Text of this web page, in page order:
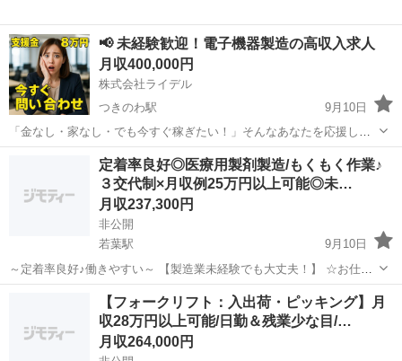
📢 未経験歓迎！電子機器製造の高収入求人
月収400,000円
株式会社ライデル
つきのわ駅
9月10日
「金なし・家なし・でも今すぐ稼ぎたい！」そんなあなたを応援しま
す。 電子機器製造の現場では、スマートフォンやパソコン部品、基板
の組み立て・検査・梱包・出荷準備など、細かく丁寧に作業を教えて
くれるので、初めてでも安心です。 ...
つきのわ駅 工場 未経験
定着率良好◎医療用製剤製造/もくもく作業♪
３交代制×月収例25万円以上可能◎未…
月収237,300円
非公開
若葉駅
9月10日
～定着率良好♪働きやすい～ 【製造業未経験でも大丈夫！】 ☆お仕事
内容は…「医療用製剤製造」 安定感抜群の医薬品関係のお仕事！ 人気
のもくもく作業です(*’▽’)/ 男女幅広い年代の方が活躍されています♪
工場 未経験
【フォークリフト：入出荷・ピッキング】月
収28万円以上可能/日勤＆残業少な目/…
月収264,000円